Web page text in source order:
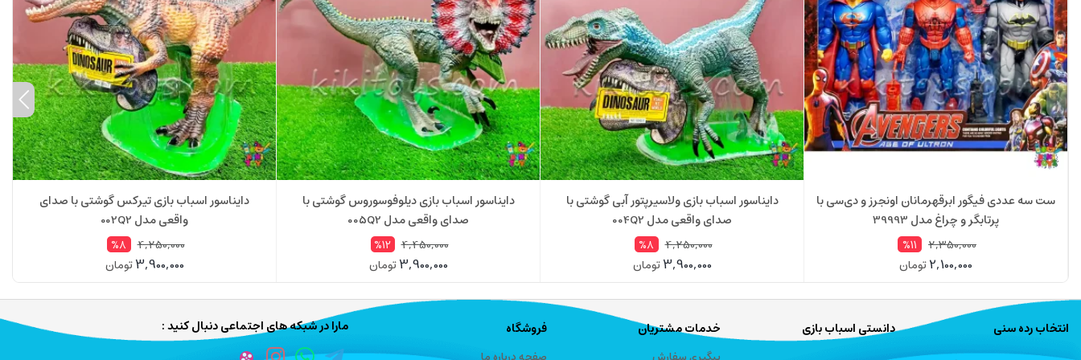
ست سه عددی فیگور ابرقهرمانان اونجرز و دی‌سی با
پرتابگر و چراغ مدل 39993
2,350,000
%11
2,100,000تومان
دایناسور اسباب بازی ولاسیرپتور آبی گوشتی با
صدای واقعی مدل 004Q2
4,250,000
%8
3,900,000تومان
دایناسور اسباب بازی دیلوفوسوروس گوشتی با
صدای واقعی مدل 005Q2
4,450,000
%12
3,900,000تومان
دایناسور اسباب بازی تیرکس گوشتی با صدای
واقعی مدل 002Q2
4,250,000
%8
3,900,000تومان
انتخاب رده سنی دانستی اسباب بازی خدمات مشتریان فروشگاه مارا در شبکه های اجتماعی دنبال کنید :